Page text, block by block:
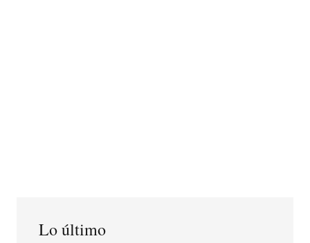
Lo último